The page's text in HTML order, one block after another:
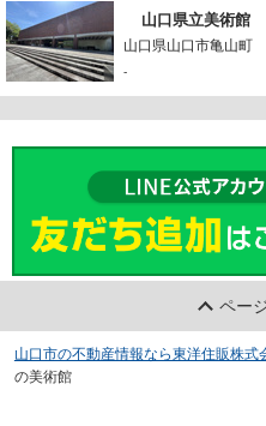
山口県立美術館
山口県山口市亀山町
-
ペー
山口市の不動産情報なら東洋住販株式
の美術館